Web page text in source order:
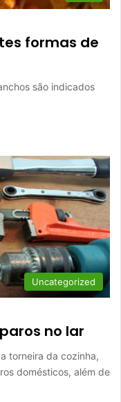
formas de
são indicados
Uncategorized
no lar
torneira da cozinha,
domésticos, além de